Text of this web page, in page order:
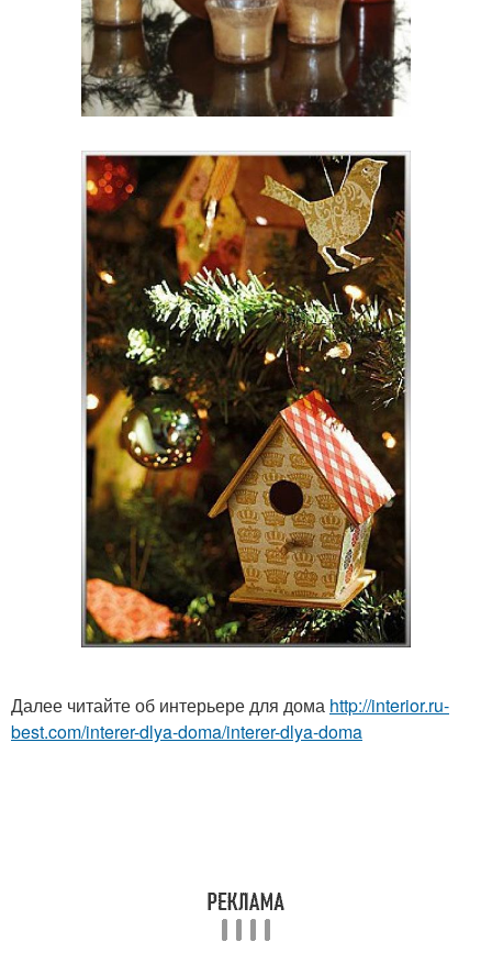
Далее читайте об интерьере для дома http://interior.ru-
best.com/interer-dlya-doma/interer-dlya-doma